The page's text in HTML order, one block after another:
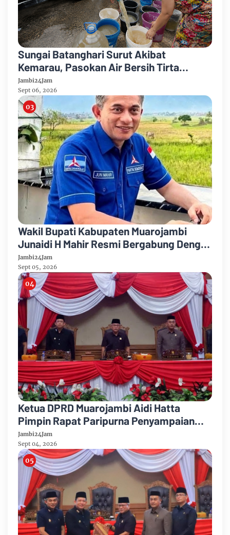
Sungai Batanghari Surut Akibat
Kemarau, Pasokan Air Bersih Tirta
Mayang Jambi Keruh
Jambi24Jam
Sept 06, 2026
Wakil Bupati Kabupaten Muarojambi
Junaidi H Mahir Resmi Bergabung Dengan
Partai Demikrat
Jambi24Jam
Sept 05, 2026
Ketua DPRD Muarojambi Aidi Hatta
Pimpin Rapat Paripurna Penyampaian
Rancangan Perubahan KUA-PPAS Tahun
Anggaran 2026
Jambi24Jam
Sept 04, 2026